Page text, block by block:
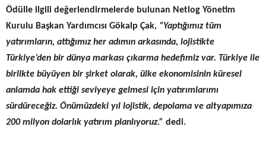
Ödülle ilgili değerlendirmelerde bulunan Netlog Yönetim
Kurulu Başkan Yardımcısı Gökalp Çak, “Yaptığımız tüm
yatırımların, attığımız her adımın arkasında, lojistikte
Türkiye’den bir dünya markası çıkarma hedefimiz var. Türkiye ile
birlikte büyüyen bir şirket olarak, ülke ekonomisinin küresel
anlamda hak ettiği seviyeye gelmesi için yatırımlarımı
sürdüreceğiz. Önümüzdeki yıl lojistik, depolama ve altyapımıza
200 milyon dolarlık yatırım planlıyoruz.” dedi.